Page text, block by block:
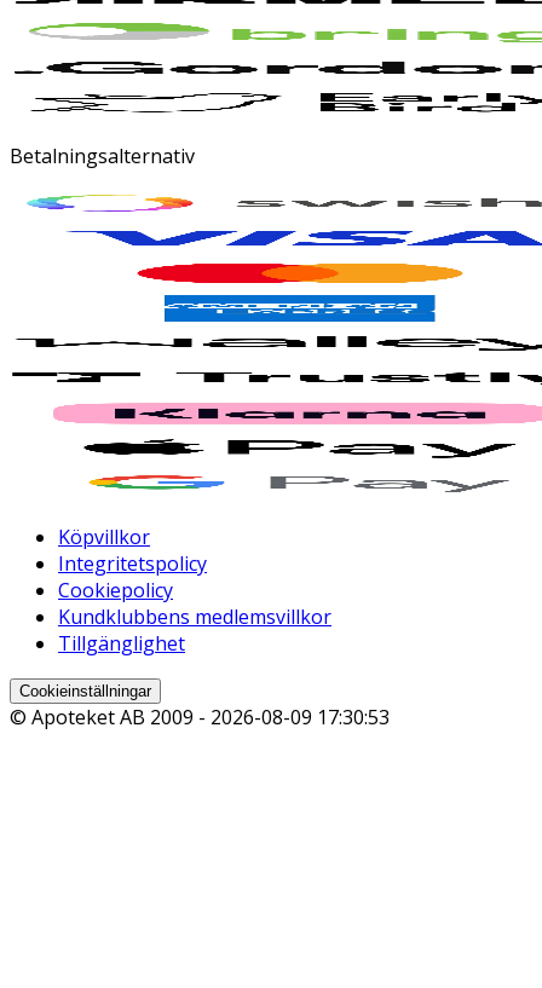
Betalningsalternativ
Köpvillkor
Integritetspolicy
Cookiepolicy
Kundklubbens medlemsvillkor
Tillgänglighet
Cookieinställningar
© Apoteket AB 2009 - 2026-08-09 17:30:53